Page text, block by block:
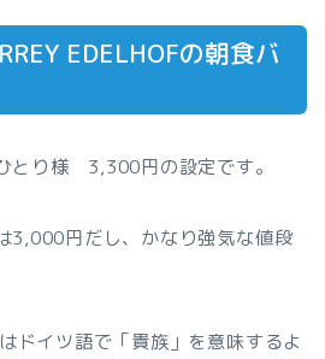
EDELHOFの朝食バ
とり様 3,300円の設定です。
3,000円だし、かなり強気な値段
ドイツ語で「貴族」を意味するよ